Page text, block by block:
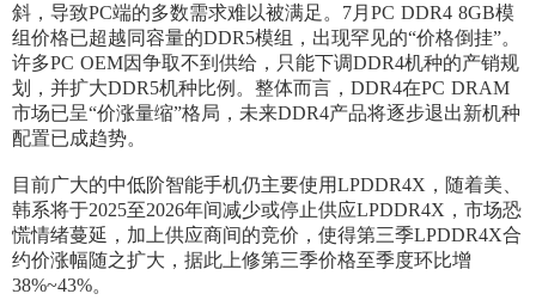
斜，导致PC端的多数需求难以被满足。7月PC DDR4 8GB模
组价格已超越同容量的DDR5模组，出现罕见的“价格倒挂”。
许多PC OEM因争取不到供给，只能下调DDR4机种的产销规
划，并扩大DDR5机种比例。整体而言，DDR4在PC DRAM
市场已呈“价涨量缩”格局，未来DDR4产品将逐步退出新机种
配置已成趋势。
目前广大的中低阶智能手机仍主要使用LPDDR4X，随着美、
韩系将于2025至2026年间减少或停止供应LPDDR4X，市场恐
慌情绪蔓延，加上供应商间的竞价，使得第三季LPDDR4X合
约价涨幅随之扩大，据此上修第三季价格至季度环比增
38%~43%。